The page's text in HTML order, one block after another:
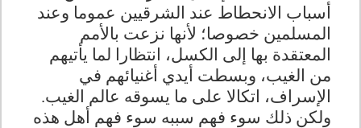
أسباب الانحطاط عند الشرقيين عموما وعند
المسلمين خصوصا؛ لأنها نزعت بالأمم
المعتقدة بها إلى الكسل، انتظارا لما يأتيهم
من الغيب، وبسطت أيدي أغنيائهم في
الإسراف، اتكالا على ما يسوقه عالم الغيب.
ولكن ذلك سوء فهم سببه سوء فهم أهل هذه